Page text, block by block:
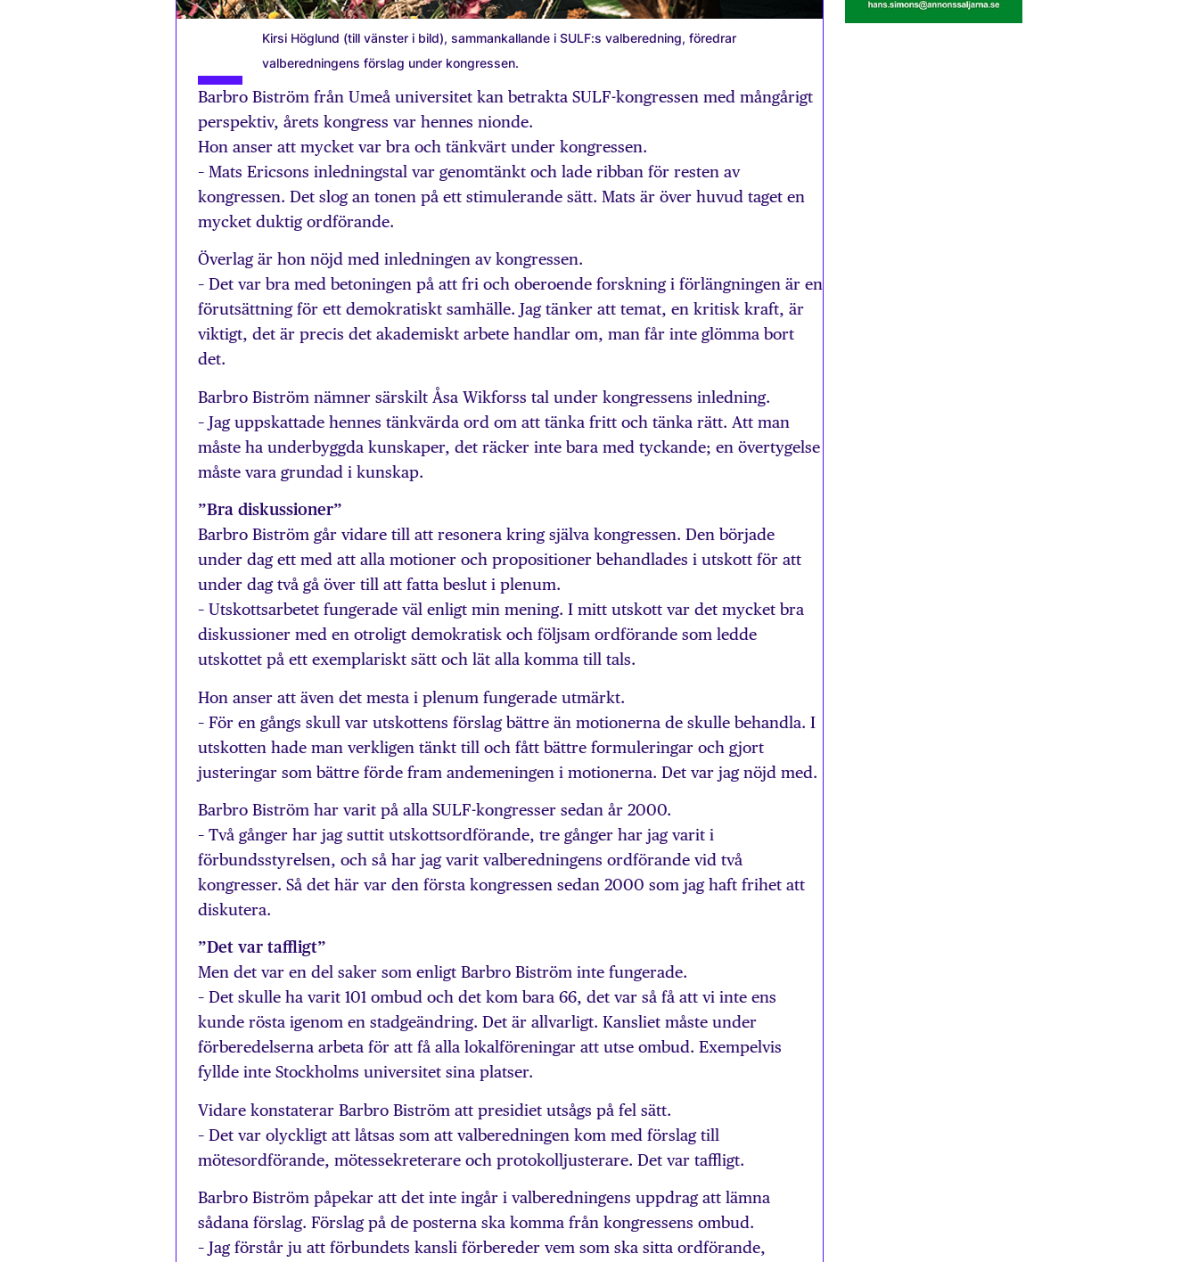
Kirsi Höglund (till vänster i bild), sammankallande i SULF:s valberedning, föredrar
valberedningens förslag under kongressen.
Barbro Biström från Umeå universitet kan betrakta SULF-kongressen med mångårigt
perspektiv, årets kongress var hennes nionde.
Hon anser att mycket var bra och tänkvärt under kongressen.
– Mats Ericsons inledningstal var genomtänkt och lade ribban för resten av
kongressen. Det slog an tonen på ett stimulerande sätt. Mats är över huvud taget en
mycket duktig ordförande.
Överlag är hon nöjd med inledningen av kongressen.
– Det var bra med betoningen på att fri och oberoende forskning i förlängningen är en
förutsättning för ett demokratiskt samhälle. Jag tänker att temat, en kritisk kraft, är
viktigt, det är precis det akademiskt arbete handlar om, man får inte glömma bort
det.
Barbro Biström nämner särskilt Åsa Wikforss tal under kongressens inledning.
– Jag uppskattade hennes tänkvärda ord om att tänka fritt och tänka rätt. Att man
måste ha underbyggda kunskaper, det räcker inte bara med tyckande; en övertygelse
måste vara grundad i kunskap.
”Bra diskussioner”
Barbro Biström går vidare till att resonera kring själva kongressen. Den började
under dag ett med att alla motioner och propositioner behandlades i utskott för att
under dag två gå över till att fatta beslut i plenum.
– Utskottsarbetet fungerade väl enligt min mening. I mitt utskott var det mycket bra
diskussioner med en otroligt demokratisk och följsam ordförande som ledde
utskottet på ett exemplariskt sätt och lät alla komma till tals.
Hon anser att även det mesta i plenum fungerade utmärkt.
– För en gångs skull var utskottens förslag bättre än motionerna de skulle behandla. I
utskotten hade man verkligen tänkt till och fått bättre formuleringar och gjort
justeringar som bättre förde fram andemeningen i motionerna. Det var jag nöjd med.
Barbro Biström har varit på alla SULF-kongresser sedan år 2000.
– Två gånger har jag suttit utskottsordförande, tre gånger har jag varit i
förbundsstyrelsen, och så har jag varit valberedningens ordförande vid två
kongresser. Så det här var den första kongressen sedan 2000 som jag haft frihet att
diskutera.
”Det var taffligt”
Men det var en del saker som enligt Barbro Biström inte fungerade.
– Det skulle ha varit 101 ombud och det kom bara 66, det var så få att vi inte ens
kunde rösta igenom en stadgeändring. Det är allvarligt. Kansliet måste under
förberedelserna arbeta för att få alla lokalföreningar att utse ombud. Exempelvis
fyllde inte Stockholms universitet sina platser.
Vidare konstaterar Barbro Biström att presidiet utsågs på fel sätt.
– Det var olyckligt att låtsas som att valberedningen kom med förslag till
mötesordförande, mötessekreterare och protokolljusterare. Det var taffligt.
Barbro Biström påpekar att det inte ingår i valberedningens uppdrag att lämna
sådana förslag. Förslag på de posterna ska komma från kongressens ombud.
– Jag förstår ju att förbundets kansli förbereder vem som ska sitta ordförande,